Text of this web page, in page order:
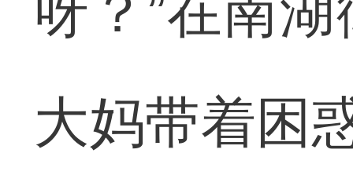
呀？”在南
大妈带着困